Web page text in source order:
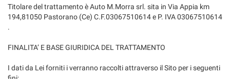
Titolare del trattamento è Auto M.Morra srl. sita in Via Appia km
194,81050 Pastorano (Ce) C.F.03067510614 e P. IVA 03067510614
.
FINALITA’ E BASE GIURIDICA DEL TRATTAMENTO
I dati da Lei forniti i verranno raccolti attraverso il Sito per i seguenti
offrire
le
svolgere
attività
di